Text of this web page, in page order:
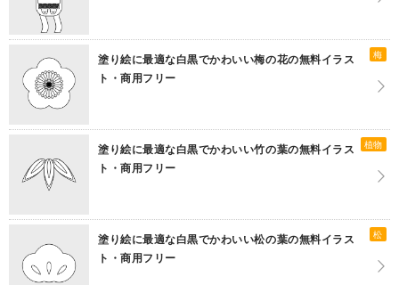
梅
塗り絵に最適な白黒でかわいい梅の花の無料イラス
ト・商用フリー
植物
塗り絵に最適な白黒でかわいい竹の葉の無料イラス
ト・商用フリー
松
塗り絵に最適な白黒でかわいい松の葉の無料イラス
ト・商用フリー